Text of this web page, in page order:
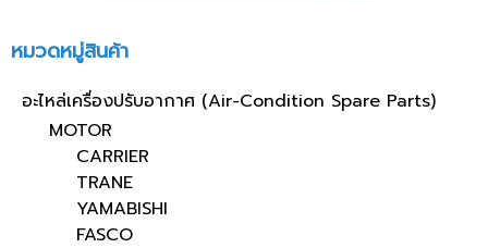
หมวดหมู่สินค้า
อะไหล่เครื่องปรับอากาศ (Air-Condition Spare Parts)
MOTOR
CARRIER
TRANE
YAMABISHI
FASCO